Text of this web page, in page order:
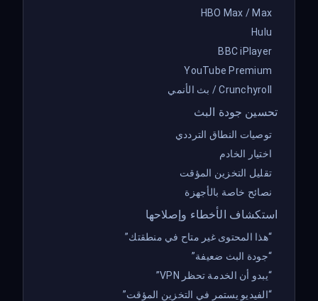
HBO Max / Max
Hulu
BBC iPlayer
YouTube Premium
Crunchyroll / بث الأنمي
تحسين جودة البث
توصيات النطاق الترددي
اختيار الخادم
تقليل التخزين المؤقت
نصائح خاصة بالأجهزة
استكشاف الأخطاء وإصلاحها
“هذا المحتوى غير متاح في منطقتك”
“جودة البث ضعيفة”
“يبدو أن الخدمة تحظر VPN”
“الفيديو يستمر في التخزين المؤقت”